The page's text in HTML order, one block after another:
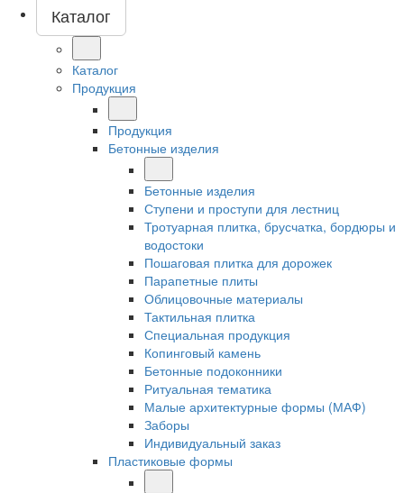
Каталог
Каталог
Продукция
Продукция
Бетонные изделия
Бетонные изделия
Ступени и проступи для лестниц
Тротуарная плитка, брусчатка, бордюры и
водостоки
Пошаговая плитка для дорожек
Парапетные плиты
Облицовочные материалы
Тактильная плитка
Специальная продукция
Копинговый камень
Бетонные подоконники
Ритуальная тематика
Малые архитектурные формы (МАФ)
Заборы
Индивидуальный заказ
Пластиковые формы